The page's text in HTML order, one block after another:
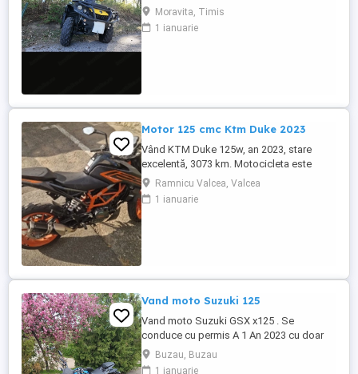
nivele Suspensie FOX cu rebound Bullbar
fata Bullbar spate Handguardurile Can am
Jante beadlock
Moravita, Timis
1 ianuarie
Motor 125 cmc Ktm Duke 2023
Vând KTM Duke 125w, an 2023, stare
excelentă, 3073 km. Motocicleta este
ideală pentru începători sau pentru oraș.
Fără daune, lovituri!
Ramnicu Valcea, Valcea
1 ianuarie
Vand moto Suzuki 125
Vand moto Suzuki GSX x125 . Se
conduce cu permis A 1 An 2023 cu doar
5000km Stare impecabila , fara cazaturi
ITP valabil pana in noiembrie 2027 Revizii
Buzau, Buzau
1 ianuarie